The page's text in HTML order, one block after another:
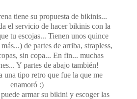
tiene su propuesta de bikinis...
el servicio de hacer bikinis con la
tu escojas... Tienen unos quince
de partes de arriba, strapless,
sin copa... En fin... muchas
Y partes de abajo también!
tipo retro que fue la que me
enamoró :)
armar su bikini y escoger las